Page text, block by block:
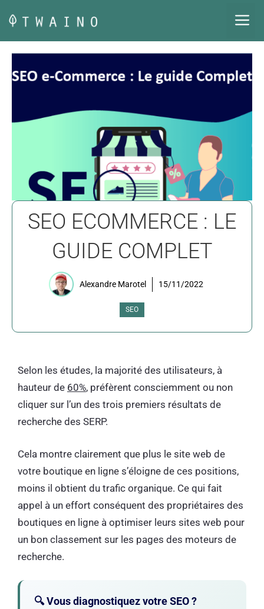
au
contenu
SEO ECOMMERCE : LE
GUIDE COMPLET
Alexandre Marotel 15/11/2022
SEO
Selon les études, la majorité des utilisateurs, à
hauteur de 60%, préfèrent consciemment ou non
cliquer sur l’un des trois premiers résultats de
recherche des SERP.
Cela montre clairement que plus le site web de
votre boutique en ligne s’éloigne de ces positions,
moins il obtient du trafic organique. Ce qui fait
appel à un effort conséquent des propriétaires des
boutiques en ligne à optimiser leurs sites web pour
un bon classement sur les pages des moteurs de
recherche.
🔍 Vous diagnostiquez votre SEO ?